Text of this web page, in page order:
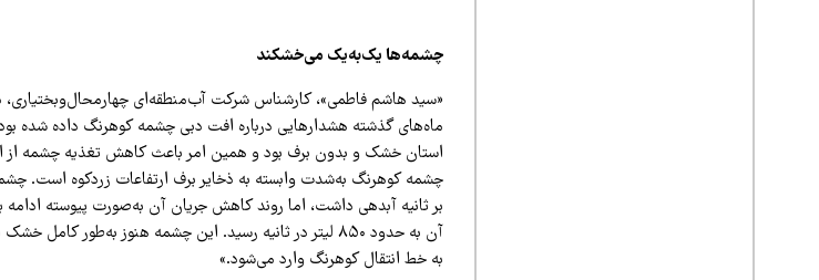
چشمه‌ها یک‌به‌یک می‌خشکند
«سید هاشم فاطمی»، کارشناس شرکت آب‌منطقه‌ای چهارمحال‌وبختیاری،
ماه‌های گذشته هشدارهایی درباره افت دبی چشمه کوهرنگ داده شده
استان خشک و بدون برف بود و همین امر باعث کاهش تغذیه چشمه از
آن به حدود ۸۵۰ لیتر در ثانیه رسید. این چشمه هنوز به‌طور
به خط انتقال کوهرنگ وارد می‌شود.»